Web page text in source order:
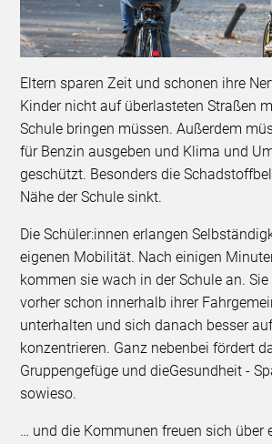
Eltern sparen Zeit und schonen ihre
Kinder nicht auf überlasteten Straßen
Schule bringen müssen. Außerdem
für Benzin ausgeben und Klima und
geschützt. Besonders die
Nähe der Schule sinkt.
Die Schüler:innen erlangen
eigenen Mobilität. Nach einigen
kommen sie wach in der Schule an.
vorher schon innerhalb ihrer
unterhalten und sich danach besser
konzentrieren. Ganz nebenbei fördert
Gruppengefüge und dieGesundheit -
sowieso.
… und die Kommunen freuen sich über